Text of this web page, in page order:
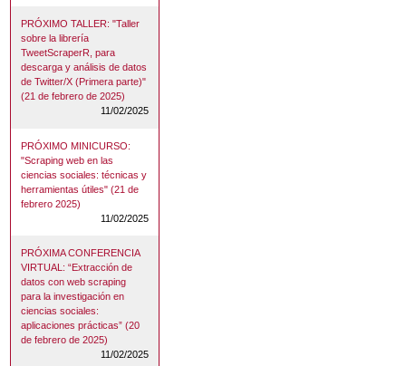
PRÓXIMO TALLER: "Taller
sobre la librería
TweetScraperR, para
descarga y análisis de datos
de Twitter/X (Primera parte)"
(21 de febrero de 2025)
11/02/2025
PRÓXIMO MINICURSO:
"Scraping web en las
ciencias sociales: técnicas y
herramientas útiles" (21 de
febrero 2025)
11/02/2025
PRÓXIMA CONFERENCIA
VIRTUAL: “Extracción de
datos con web scraping
para la investigación en
ciencias sociales:
aplicaciones prácticas” (20
de febrero de 2025)
11/02/2025